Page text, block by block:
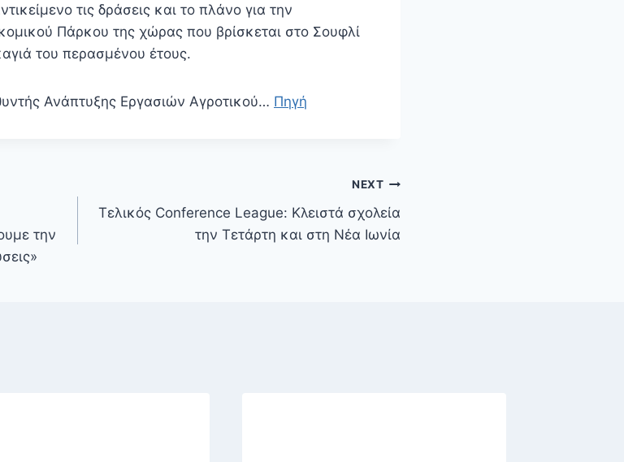
τις δράσεις και το πλάνο για την
Πάρκου της χώρας που βρίσκεται στο Σουφλί
του περασμένου έτους.
Ανάπτυξης Εργασιών Αγροτικού… Πηγή
την
NEXT
Τελικός Conference League: Κλειστά σχολεία
την Τετάρτη και στη Νέα Ιωνία